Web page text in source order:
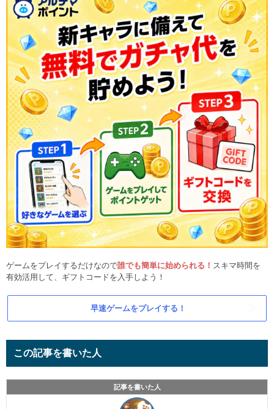
ゲームをプレイするだけなので誰でも簡単に始められる！ スキマ時間を
有効活用して、ギフトコードを入手しよう！
早速ゲームをプレイする！
この記事を書いた人
記事を書いた人